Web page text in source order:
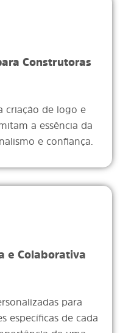
Construtoras
criação de logo e
a essência da
e confiança.
e Colaborativa
para
específicas de cada